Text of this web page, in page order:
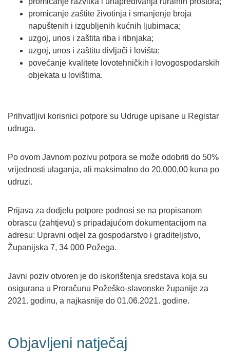
promicanje zaštite životinja i smanjenje broja
napuštenih i izgubljenih kućnih ljubimaca;
uzgoj, unos i zaštita riba i ribnjaka;
uzgoj, unos i zaštitu divljači i lovišta;
povećanje kvalitete lovotehničkih i lovogospodarskih
objekata u lovištima.
Prihvatljivi korisnici potpore su Udruge upisane u Registar
udruga.
Po ovom Javnom pozivu potpora se može odobriti do 50%
vrijednosti ulaganja, ali maksimalno do 20.000,00 kuna po
udruzi.
Prijava za dodjelu potpore podnosi se na propisanom
obrascu (zahtjevu) s pripadajućom dokumentacijom na
adresu: Upravni odjel za gospodarstvo i graditeljstvo,
Županijska 7, 34 000 Požega.
Javni poziv otvoren je do iskorištenja sredstava koja su
osigurana u Proračunu Požeško-slavonske županije za
2021. godinu, a najkasnije do 01.06.2021. godine.
Objavljeni natječaj